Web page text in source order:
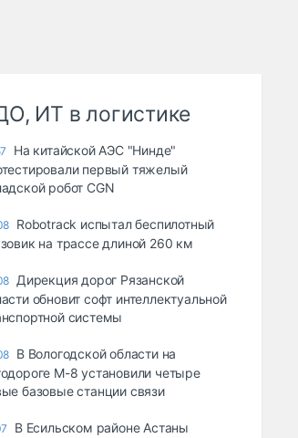
ИТ в логистике
На китайской АЭС "Нинде"
первый тяжелый
робот CGN
Robotrack испытал беспилотный
на трассе длиной 260 км
Дирекция дорог Рязанской
обновит софт интеллектуальной
системы
В Вологодской области на
М-8 установили четыре
базовые станции связи
В Есильском районе Астаны